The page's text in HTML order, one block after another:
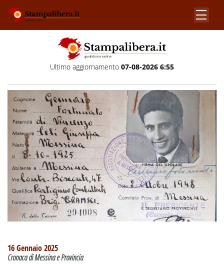
Ultimo aggiornamento 07-08-2026 6:55
16 Gennaio 2025
Cronaca di Messina e Provincia